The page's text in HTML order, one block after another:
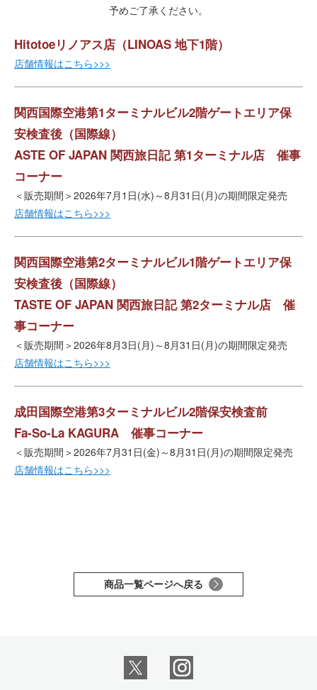
予めご了承ください。
Hitotoeリノアス店（LINOAS 地下1階）
店舗情報はこちら>>>
関西国際空港第1ターミナルビル2階ゲートエリア保
安検査後（国際線）
ASTE OF JAPAN 関西旅日記 第1ターミナル店 催事
コーナー
＜販売期間＞2026年7月1日(水)～8月31日(月)の期間限定発売
店舗情報はこちら>>>
関西国際空港第2ターミナルビル1階ゲートエリア保
安検査後（国際線）
TASTE OF JAPAN 関西旅日記 第2ターミナル店 催
事コーナー
＜販売期間＞2026年8月3日(月)～8月31日(月)の期間限定発売
店舗情報はこちら>>>
成田国際空港第3ターミナルビル2階保安検査前
Fa-So-La KAGURA 催事コーナー
＜販売期間＞2026年7月31日(金)～8月31日(月)の期間限定発売
店舗情報はこちら>>>
商品一覧ページへ戻る